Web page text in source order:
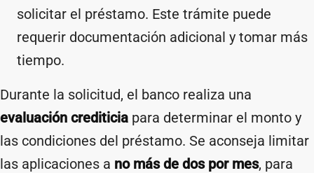
solicitar el préstamo. Este trámite puede
requerir documentación adicional y tomar más
tiempo.
Durante la solicitud, el banco realiza una
evaluación crediticia para determinar el monto y
las condiciones del préstamo. Se aconseja limitar
las aplicaciones a no más de dos por mes, para